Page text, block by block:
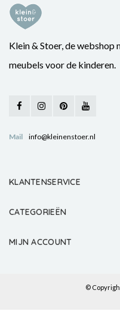
Klein & Stoer, de webshop
meubels voor de kinderen.
Mail info@kleinenstoer.nl
KLANTENSERVICE
CATEGORIEËN
MIJN ACCOUNT
©